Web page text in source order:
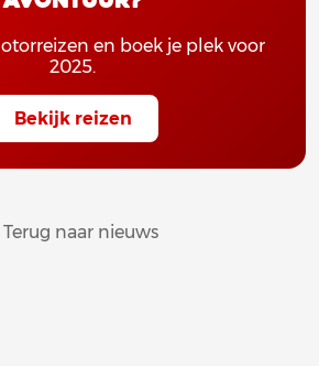
en boek je plek voor
2025.
Bekijk reizen
Terug naar nieuws